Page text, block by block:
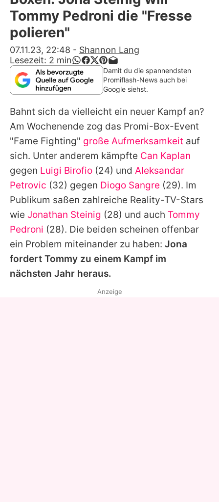
Alle Themen auf Promiflash
App runterladen
Team
Redaktionelle Richtlinien
Impressum
Datenschutzerklärung
Nutzungsbedingungen
Utiq verwalten
Tommy Pedroni die "Fresse
polieren"
07.11.23, 22:48 - Shannon Lang
Lesezeit: 2 min
Damit du die spannendsten
Promiflash-News auch bei
Google siehst.
Bahnt sich da vielleicht ein neuer Kampf an?
Am Wochenende zog das Promi-Box-Event
"Fame Fighting" große Aufmerksamkeit auf
sich. Unter anderem kämpfte Can Kaplan
gegen Luigi Birofio (24) und Aleksandar
Petrovic (32) gegen Diogo Sangre (29). Im
Publikum saßen zahlreiche Reality-TV-Stars
wie Jonathan Steinig (28) und auch Tommy
Pedroni (28). Die beiden scheinen offenbar
ein Problem miteinander zu haben: Jona
fordert Tommy zu einem Kampf im
nächsten Jahr heraus.
Anzeige